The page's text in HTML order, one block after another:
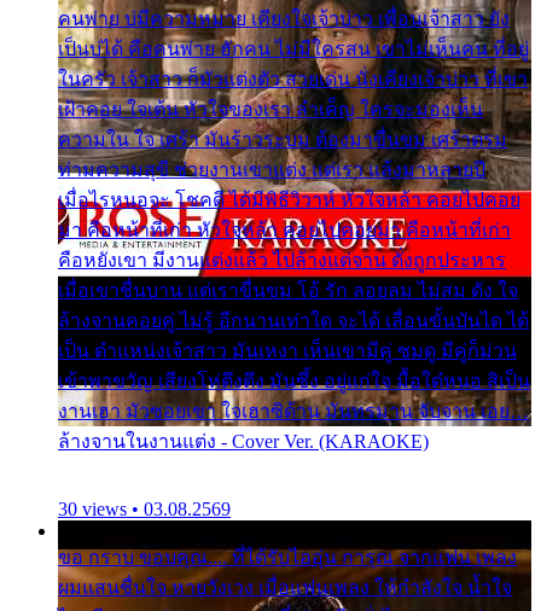
คนพ่าย บ่มีความหมาย เคียงใจเจ้าบ่าว เพื่อนเจ้าสาว ยัง
เป็นบ่ได้ คือคนพ่าย ฮักคน ไม่มีใครสน เขาไม่เห็นคน ที่อยู่
ในครัว เจ้าสาว ก็มัวแต่งตัว สวยเด่น นั่งเคียงเจ้าบ่าว ที่เขา
เฝ้าคอย ใจเต้น หัวใจของเรา ลำเค็ญ ใครจะมองเห็น
ความใน ใจ เศร้า มันร้าวระบม ต้องมาขื่นขม เศร้าตรม
ท่ามความสุขี ช่วยงานเขาแต่ง แต่เรา แล้งมาหลายปี
เมื่อไรหนอจะ โชคดี ได้มีพิธีวิวาห์ หัวใจหล้า คอยไปคอย
มา คือหน้าที่เก่า หัวใจหล้า คอยไปคอยมา คือหน้าที่เก่า
คือหยังเขา มีงานแต่งแล้ว ไปล้างแต่จาน ดั่งถูกประหาร
เมื่อเขาชื่นบาน แต่เราขื่นขม โอ้ รัก ลอยลม ไม่สม ดัง ใจ
ล้างจานคอยคู่ ไม่รู้ อีกนานเท่าใด จะได้ เลื่อนขั้นบันได ได้
เป็น ตำแหน่งเจ้าสาว มันเหงา เห็นเขามีคู่ ซมดู มีคู่ก็ม่วน
เข้าพาขวัญ เสียงโห่ตึงตึง มันซึ้ง อยู่แก่ใจ มื้อใด๋หนอ สิเป็น
งานเฮา มัวซอยเขา ใจเฮาซิด้าน มันทรมาน จับจาน เอย…
ล้างจานในงานแต่ง - Cover Ver. (KARAOKE)
30 views • 03.08.2569
ขอ กราบ ขอบคุณ.... ที่ได้รับไออุ่น การุณ จากแฟน เพลง
ผมแสนชื่นใจ หายวังเวง เมื่อแฟนเพลง ให้กำลังใจ น้ำใจ